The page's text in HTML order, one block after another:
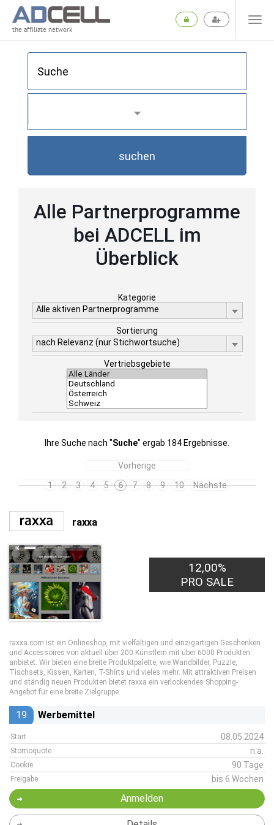
the affiliate network
suchen
Alle Partnerprogramme
bei ADCELL im
Überblick
Kategorie
Alle aktiven Partnerprogramme
Sortierung
nach Relevanz (nur Stichwortsuche)
Vertriebsgebiete
Ihre Suche nach "Suche" ergab 184 Ergebnisse.
Vorherige
1
2 3 4 5 6 7 8 9 10 Nächste
raxxa
12,00%
PRO SALE
raxxa.com ist ein Onlineshop, mit vielfältigen und einzigartigen Geschenken
und Accessoires von aktuell über 200 Künstlern mit über 6000 Produkten
anbietet. Wir bieten eine breite Produktpalette, wie Wandbilder, Puzzle,
Tischsets, Kissen, Karten, T-Shirts und vieles mehr. Mit attraktiven Preisen
und ständig neuen Produkten bietet raxxa ein verlockendes Shopping-
Angebot für eine breite Zielgruppe.
19 Werbemittel
Start 08.05.2024
Stornoquote n.a.
Cookie 90 Tage
Freigabe bis 6 Wochen
Anmelden